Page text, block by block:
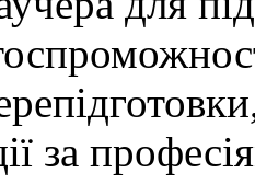
за